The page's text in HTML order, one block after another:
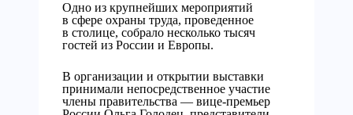
Одно из крупнейших мероприятий
в сфере охраны труда, проведенное
в столице, собрало несколько тысяч
гостей из России и Европы.
В организации и открытии выставки
принимали непосредственное участие
члены правительства — вице-премьер